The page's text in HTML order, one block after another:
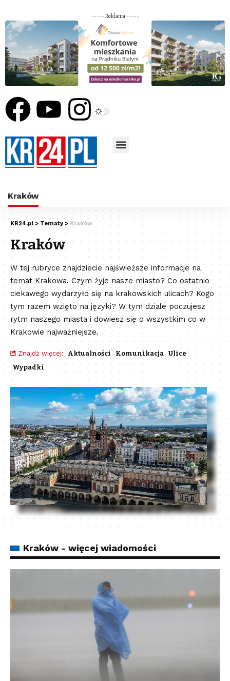
----- Reklama -----
Kraków
KR24.pl > Tematy > Kraków
Kraków
W tej rubryce znajdziecie najświeższe informacje na
temat Krakowa. Czym żyje nasze miasto? Co ostatnio
ciekawego wydarzyło się na krakowskich ulicach? Kogo
tym razem wzięto na języki? W tym dziale poczujesz
rytm naszego miasta i dowiesz się o wszystkim co w
Krakowie najważniejsze.
Znajdź więcej: Aktualności Komunikacja
Ulice
Wypadki
Kraków - więcej wiadomości